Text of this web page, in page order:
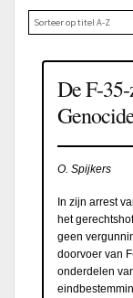
De F-
O. Spijkers
In zijn arrest
het
geen
doorvoer van
onderdelen